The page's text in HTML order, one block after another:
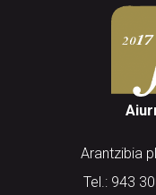
Arantzibia
Tel.: 943